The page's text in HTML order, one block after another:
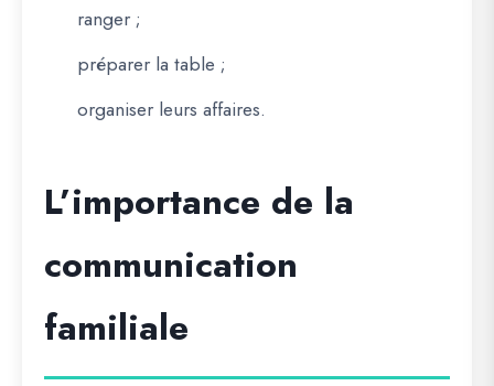
ranger ;
préparer la table ;
organiser leurs affaires.
L’importance de la
communication
familiale